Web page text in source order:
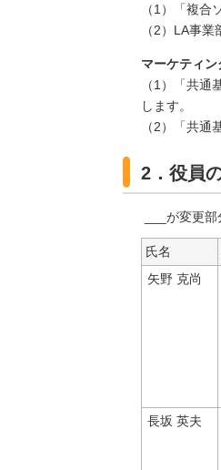
（1）「複合
（2）LA事
マーケティン
（1）「共
します。
（2）「共通
2．役員
___が変更部
氏名
矢野 克尚
長坂 英夫